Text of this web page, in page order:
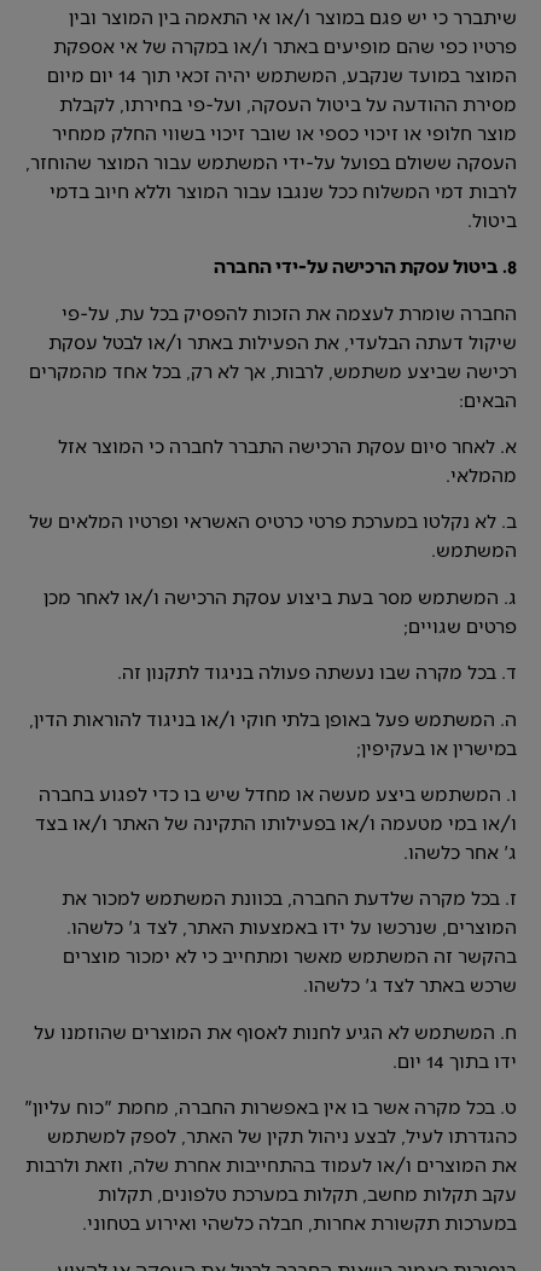
שיתברר כי יש פגם במוצר ו/או אי התאמה בין המוצר ובין
פרטיו כפי שהם מופיעים באתר ו/או במקרה של אי אספקת
המוצר במועד שנקבע, המשתמש יהיה זכאי תוך 14 יום מיום
מסירת ההודעה על ביטול העסקה, ועל-פי בחירתו, לקבלת
מוצר חלופי או זיכוי כספי או שובר זיכוי בשווי החלק ממחיר
העסקה ששולם בפועל על-ידי המשתמש עבור המוצר שהוחזר,
לרבות דמי המשלוח ככל שנגבו עבור המוצר וללא חיוב בדמי
ביטול.
8. ביטול עסקת הרכישה על-ידי החברה
החברה שומרת לעצמה את הזכות להפסיק בכל עת, על-פי
שיקול דעתה הבלעדי, את הפעילות באתר ו/או לבטל עסקת
רכישה שביצע משתמש, לרבות, אך לא רק, בכל אחד מהמקרים
הבאים:
א. לאחר סיום עסקת הרכישה התברר לחברה כי המוצר אזל
מהמלאי.
ב. לא נקלטו במערכת פרטי כרטיס האשראי ופרטיו המלאים של
המשתמש.
ג. המשתמש מסר בעת ביצוע עסקת הרכישה ו/או לאחר מכן
פרטים שגויים;
ד. בכל מקרה שבו נעשתה פעולה בניגוד לתקנון זה.
ה. המשתמש פעל באופן בלתי חוקי ו/או בניגוד להוראות הדין,
במישרין או בעקיפין;
ו. המשתמש ביצע מעשה או מחדל שיש בו כדי לפגוע בחברה
ו/או במי מטעמה ו/או בפעילותו התקינה של האתר ו/או בצד
ג' אחר כלשהו.
ז. בכל מקרה שלדעת החברה, בכוונת המשתמש למכור את
המוצרים, שנרכשו על ידו באמצעות האתר, לצד ג' כלשהו.
בהקשר זה המשתמש מאשר ומתחייב כי לא ימכור מוצרים
שרכש באתר לצד ג' כלשהו.
ח. המשתמש לא הגיע לחנות לאסוף את המוצרים שהוזמנו על
ידו בתוך 14 יום.
ט. בכל מקרה אשר בו אין באפשרות החברה, מחמת "כוח עליון"
כהגדרתו לעיל, לבצע ניהול תקין של האתר, לספק למשתמש
את המוצרים ו/או לעמוד בהתחייבות אחרת שלה, וזאת ולרבות
עקב תקלות מחשב, תקלות במערכת טלפונים, תקלות
במערכות תקשורת אחרות, חבלה כלשהי ואירוע בטחוני.